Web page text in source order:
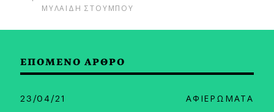
ΜΥΛΑΙΔΗ ΣΤΟΥΜΠΟΥ
ΕΠΟΜΕΝΟ ΑΡΘΡΟ
23/04/21 ΑΦΙΕΡΩΜΑΤΑ